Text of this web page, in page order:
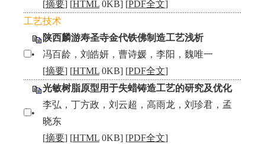
[摘要] [HTML 0KB] [PDF全文]
工艺技术
陕西麟游寿圣寺金代铁佛制造工艺浅析
•
冯百龄，刘皓妍，曹诗媛，李阳，魏唯一
[摘要] [HTML 0KB] [PDF全文]
光敏树脂原型用于失蜡铸造工艺的研究及优化
•
李弘，丁方政，刘云超，高雨龙，刘珍君，孟
晓东
[摘要] [HTML 0KB] [PDF全文]